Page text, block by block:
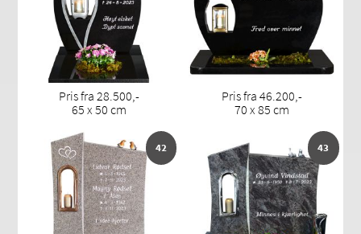
Pris fra 28.500,-
65 x 50 cm
Pris fra 46.200,-
70 x 85 cm
42 43